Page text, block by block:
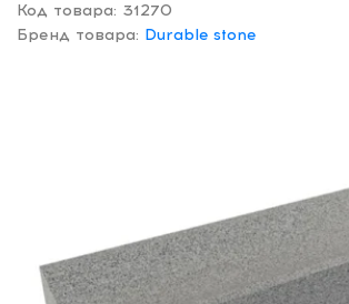
Код товара: 31270
Бренд товара: Durable stone